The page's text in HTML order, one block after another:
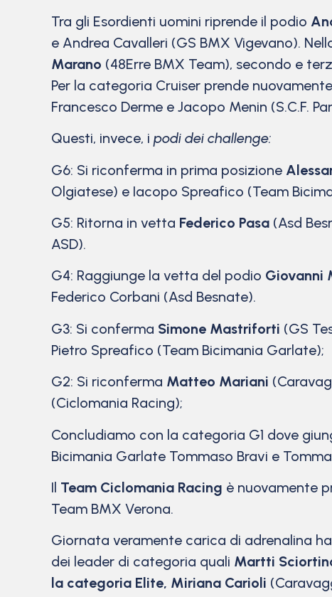
Tra gli Esordienti uomini riprende il podio
e Andrea Cavalleri (GS BMX Vigevano).
Marano (48Erre BMX Team), secondo e
Per la categoria Cruiser prende
Francesco Derme e Jacopo Menin (S.C.F.
Questi, invece, i podi dei challenge:
G6: Si riconferma in prima posizione
Olgiatese) e Iacopo Spreafico (Team
G5: Ritorna in vetta Federico Pasa (Asd
ASD).
G4: Raggiunge la vetta del podio Giovanni
Federico Corbani (Asd Besnate).
G3: Si conferma Simone Mastriforti (GS
Pietro Spreafico (Team Bicimania Garlate);
G2: Si riconferma Matteo Mariani
(Ciclomania Racing);
Concludiamo con la categoria G1 dove
Bicimania Garlate Tommaso Bravi e
Il Team Ciclomania Racing è nuovamente
Team BMX Verona.
Giornata veramente carica di adrenalina
dei leader di categoria quali Martti
la categoria Elite, Miriana Carioli